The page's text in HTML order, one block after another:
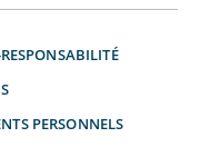
PERSONNELS